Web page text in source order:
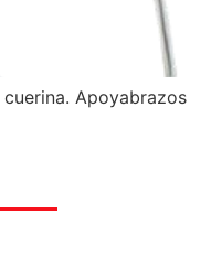
Apoyabrazos